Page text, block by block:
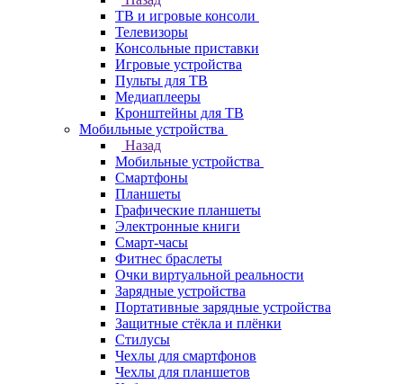
ТВ и игровые консоли
Телевизоры
Консольные приставки
Игровые устройства
Пульты для ТВ
Медиаплееры
Кронштейны для ТВ
Мобильные устройства
Назад
Мобильные устройства
Смартфоны
Планшеты
Графические планшеты
Электронные книги
Смарт-часы
Фитнес браслеты
Очки виртуальной реальности
Зарядные устройства
Портативные зарядные устройства
Защитные стёкла и плёнки
Стилусы
Чехлы для смартфонов
Чехлы для планшетов